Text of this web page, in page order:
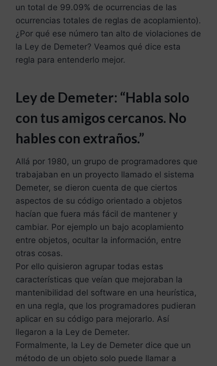
un total de 99.09% de ocurrencias de las
ocurrencias totales de reglas de acoplamiento).
¿Por qué ese número tan alto de violaciones de
la Ley de Demeter? Veamos qué dice esta
regla para entenderlo mejor.
Ley de Demeter: “Habla solo
con tus amigos cercanos. No
hables con extraños.”
Allá por 1980, un grupo de programadores que
trabajaban en un proyecto llamado el sistema
Demeter, se dieron cuenta de que ciertos
aspectos de su código orientado a objetos
hacían que fuera más fácil de mantener y
cambiar. Por ejemplo un bajo acoplamiento
entre objetos, ocultar la información, entre
otras cosas.
Por ello quisieron agrupar todas estas
características que veían que mejoraban la
mantenibilidad del software en una heurística,
en una regla, que los programadores pudieran
aplicar en su código para mejorarlo. Así
llegaron a la Ley de Demeter.
Formalmente, la Ley de Demeter dice que un
método de un objeto solo puede llamar a